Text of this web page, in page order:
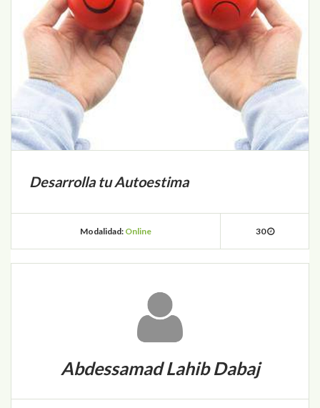
Desarrolla tu Autoestima
Modalidad: Online 30
Abdessamad Lahib Dabaj